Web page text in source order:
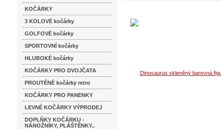
KOČÁRKY
3 KOLOVÉ kočárky
GOLFOVÉ kočárky
SPORTOVNÍ kočárky
HLUBOKÉ kočárky
KOČÁRKY PRO DVOJČATA
PROUTĚNÉ kočárky retro
KOČÁRKY PRO PANENKY
LEVNÉ KOČÁRKY VÝPRODEJ
DOPLŇKY KOČÁRKU -
NÁNOŽNÍKY, PLÁŠTĚNKY..